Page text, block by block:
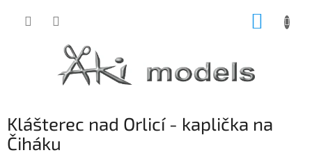
Klášterec nad Orlicí - kaplička na
Čiháku